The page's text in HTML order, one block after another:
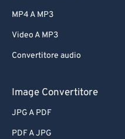
MP4 A MP3
Video A MP3
Convertitore audio
Image Convertitore
JPG A PDF
PDF A JPG